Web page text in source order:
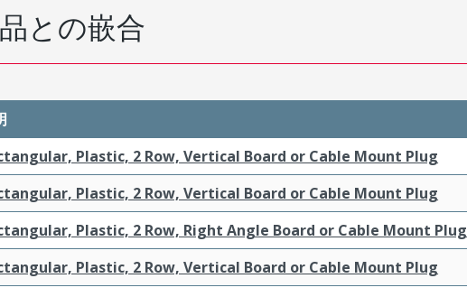
との嵌合
Plastic, 2 Row, Vertical Board or Cable Mount Plug
Plastic, 2 Row, Vertical Board or Cable Mount Plug
Plastic, 2 Row, Right Angle Board or Cable Mount Plug
Plastic, 2 Row, Vertical Board or Cable Mount Plug